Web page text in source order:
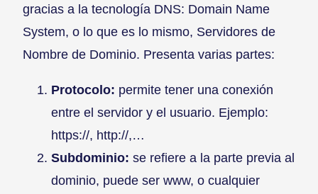
gracias a la tecnología DNS: Domain Name
System, o lo que es lo mismo, Servidores de
Nombre de Dominio. Presenta varias partes:
Protocolo: permite tener una conexión
entre el servidor y el usuario. Ejemplo:
https://, http://,…
Subdominio: se refiere a la parte previa al
dominio, puede ser www, o cualquier